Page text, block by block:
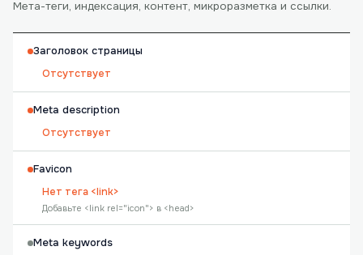
Мета-теги, индексация, контент, микроразметка и ссылки.
Заголовок страницы
Отсутствует
Meta description
Отсутствует
Favicon
Нет тега <link>
Добавьте <link rel="icon"> в <head>
Meta keywords